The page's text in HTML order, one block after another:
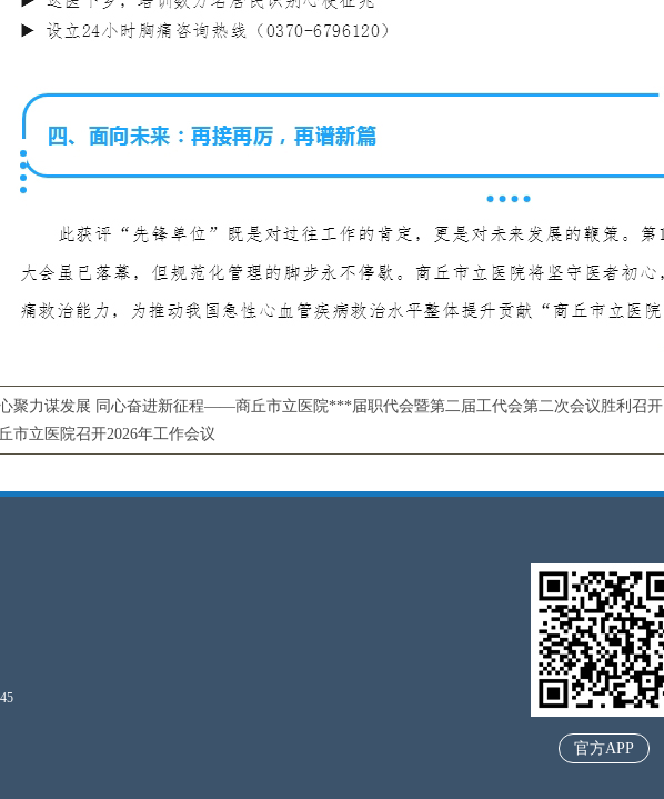
聚力谋发展 同心奋进新征程——商丘市立医院***届职代会暨第二届工代会第二次会议胜利召开
市立医院召开2026年工作会议
官方APP